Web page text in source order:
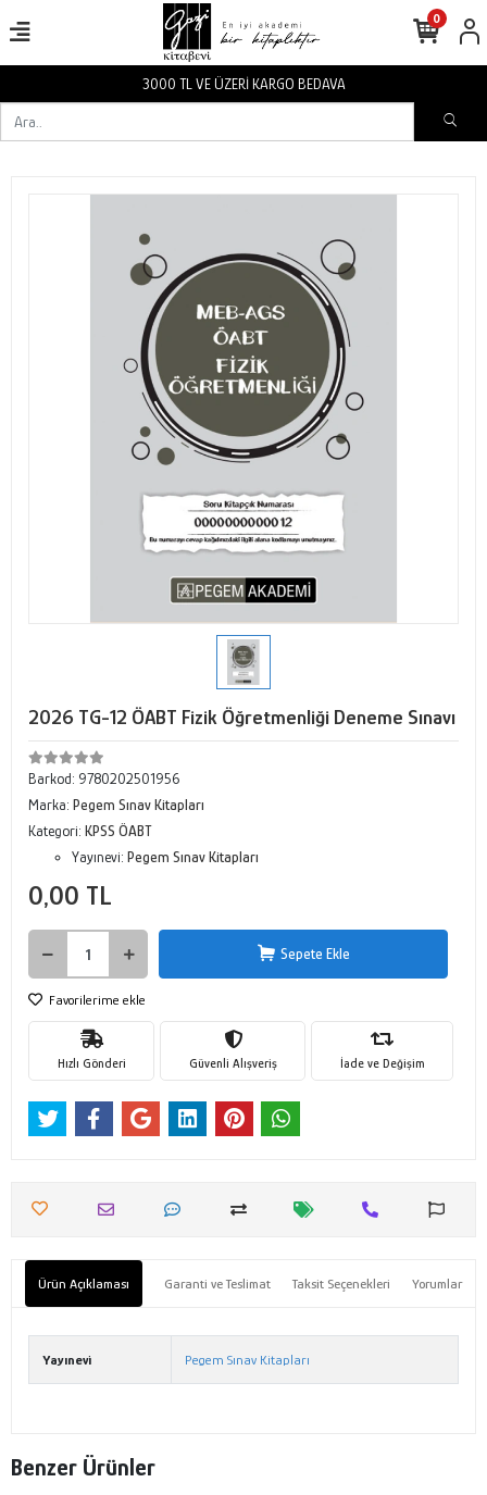
3000 TL VE ÜZERİ KARGO BEDAVA
0
2026 TG-12 ÖABT Fizik Öğretmenliği Deneme Sınavı
Barkod: 9780202501956
Marka: Pegem Sınav Kitapları
Kategori: KPSS ÖABT
Yayınevi: Pegem Sınav Kitapları
0,00 TL
Sepete Ekle
Favorilerime ekle
Hızlı Gönderi Güvenli Alışveriş İade ve Değişim
Ürün Açıklaması Garanti ve Teslimat Taksit Seçenekleri Yorumlar
Yayınevi Pegem Sınav Kitapları
Benzer Ürünler